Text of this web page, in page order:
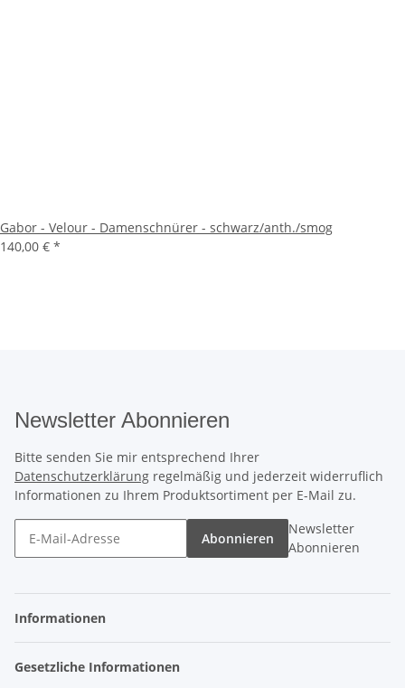
Gabor - Velour - Damenschnürer - schwarz/anth./smog
140,00 € *
Newsletter Abonnieren
Bitte senden Sie mir entsprechend Ihrer
Datenschutzerklärung regelmäßig und jederzeit widerruflich
Informationen zu Ihrem Produktsortiment per E-Mail zu.
Abonnieren
Newsletter
Abonnieren
Informationen
Gesetzliche Informationen